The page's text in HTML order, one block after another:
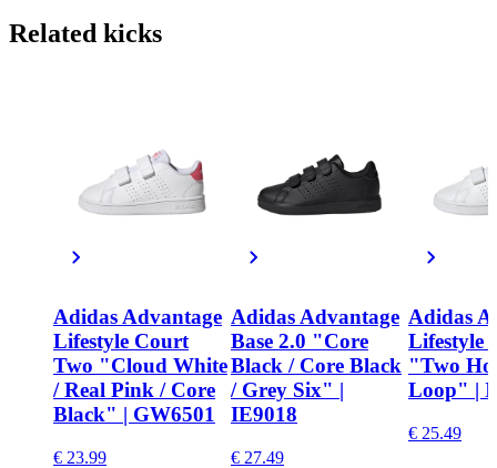
Related kicks
Adidas Advantage
Lifestyle Court
Two "Cloud White
/ Real Pink / Core
Black" | GW6501
€ 23.99
Adidas Advantage
Base 2.0 "Core
Black / Core Black
/ Grey Six" |
IE9018
€ 27.49
Adidas
Lifestyle
"Two
Loop" |
€ 25.49